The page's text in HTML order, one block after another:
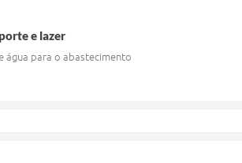
e lazer
água para o abastecimento